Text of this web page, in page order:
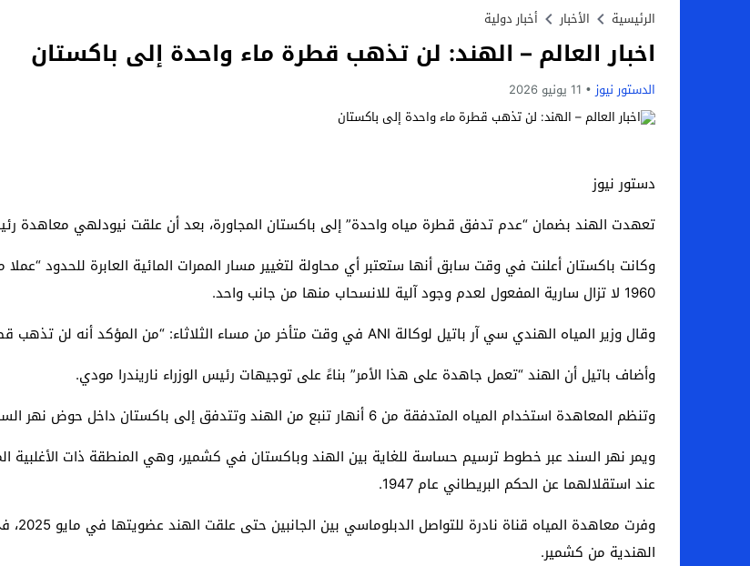
Stop
Previous
Next
الرئيسية الأخبار أخبار دولية
اخبار العالم – الهند: لن تذهب قطرة ماء واحدة إلى باكستان
الدستور نيوز 11 يونيو 2026
دستور نيوز
تعهدت الهند بضمان “عدم تدفق قطرة مياه واحدة” إلى باكستان المجاورة، بعد أن علقت نيودلهي معاهدة
وكانت باكستان أعلنت في وقت سابق أنها ستعتبر أي محاولة لتغيير مسار الممرات المائية العابرة للحدود
1960 لا تزال سارية المفعول لعدم وجود آلية للانسحاب منها من جانب واحد.
وقال وزير المياه الهندي سي آر باتيل لوكالة ANI في وقت متأخر من مساء الثلاثاء: “من المؤكد أنه لن تذهب قطرة ماء واحدة (إلى باكستان) في السنوات المقبلة”.
وأضاف باتيل أن الهند “تعمل جاهدة على هذا الأمر” بناءً على توجيهات رئيس الوزراء ناريندرا مودي.
وتنظم المعاهدة استخدام المياه المتدفقة من 6 أنهار تنبع من الهند وتتدفق إلى باكستان داخل حوض نهر السند، وهو مورد يعتمد عليه مئات الملايين.
ويمر نهر السند عبر خطوط ترسيم حساسة للغاية بين الهند وباكستان في كشمير، وهي المنطقة ذات الأغلبية
عند استقلالهما عن الحكم البريطاني عام 1947.
وفرت
الهندية من كشمير.